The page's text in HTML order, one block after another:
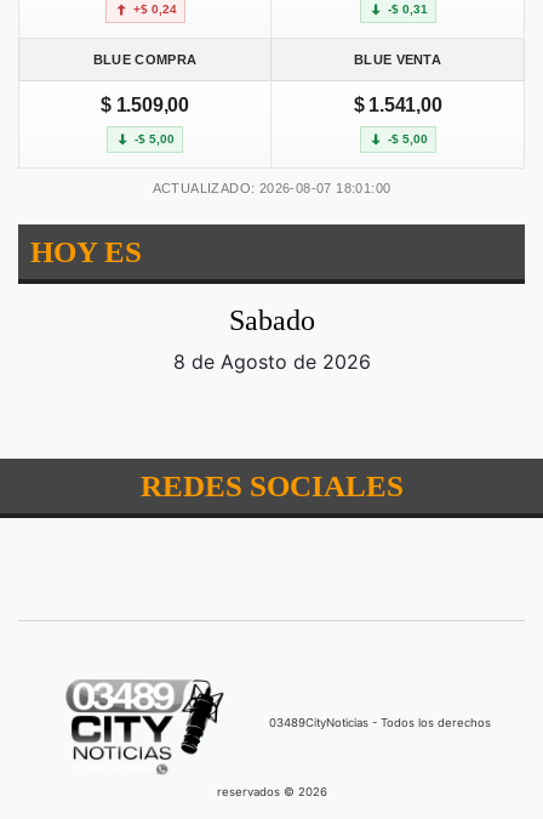
+$ 0,24 -$ 0,31
BLUE COMPRA BLUE VENTA
$ 1.509,00
-$ 5,00
$ 1.541,00
-$ 5,00
ACTUALIZADO: 2026-08-07 18:01:00
HOY ES
Sabado
8 de Agosto de 2026
REDES SOCIALES
03489CityNoticias - Todos los derechos
reservados © 2026